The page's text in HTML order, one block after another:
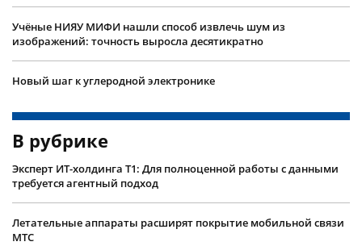
Учëные НИЯУ МИФИ нашли способ извлечь шум из
изображений: точность выросла десятикратно
Новый шаг к углеродной электронике
В рубрике
Эксперт ИТ-холдинга Т1: Для полноценной работы с данными
требуется агентный подход
Летательные аппараты расширят покрытие мобильной связи
МТС